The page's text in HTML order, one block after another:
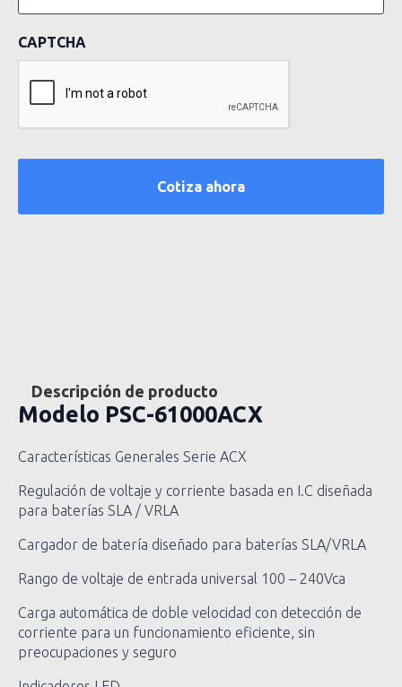
CAPTCHA
Descripción de producto
Modelo PSC-61000ACX
Características Generales Serie ACX
Regulación de voltaje y corriente basada en I.C diseñada
para baterías SLA / VRLA
Cargador de batería diseñado para baterías SLA/VRLA
Rango de voltaje de entrada universal 100 – 240Vca
Carga automática de doble velocidad con detección de
corriente para un funcionamiento eficiente, sin
preocupaciones y seguro